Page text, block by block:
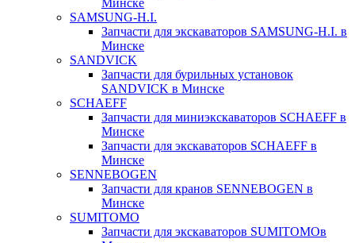
Минске
SAMSUNG-H.I.
Запчасти для экскаваторов SAMSUNG-H.I. в
Минске
SANDVICK
Запчасти для бурильных установок
SANDVICK в Минске
SCHAEFF
Запчасти для миниэкскаваторов SCHAEFF в
Минске
Запчасти для экскаваторов SCHAEFF в
Минске
SENNEBOGEN
Запчасти для кранов SENNEBOGEN в
Минске
SUMITOMO
Запчасти для экскаваторов SUMITOMOв